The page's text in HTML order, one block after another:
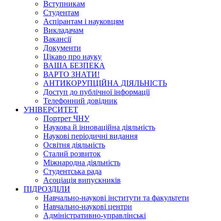
Вступникам
Студентам
Аспірантам і науковцям
Викладачам
Вакансії
Документи
Цікаво про науку
ВАША БЕЗПЕКА
ВАРТО ЗНАТИ!
АНТИКОРУПЦІЙНА ДІЯЛЬНІСТЬ
Доступ до публічної інформації
Телефонний довідник
УНІВЕРСИТЕТ
Портрет ЧНУ
Наукова й інноваційна діяльність
Наукові періодичні видання
Освітня діяльність
Сталий розвиток
Міжнародна діяльність
Студентська рада
Асоціація випускників
ПІДРОЗДІЛИ
Навчально-наукові інститути та факультети
Навчально-наукові центри
Адміністративно-управлінські